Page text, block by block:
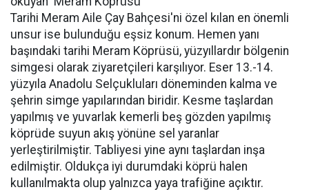
Tarihi Meram Aile Çay Bahçesi'ni özel kılan en önemli
unsur ise bulunduğu eşsiz konum. Hemen yanı
başındaki tarihi Meram Köprüsü, yüzyıllardır bölgenin
simgesi olarak ziyaretçileri karşılıyor. Eser 13.-14.
yüzyıla Anadolu Selçukluları döneminden kalma ve
şehrin simge yapılarından biridir. Kesme taşlardan
yapılmış ve yuvarlak kemerli beş gözden yapılmış
köprüde suyun akış yönüne sel yaranlar
yerleştirilmiştir. Tabliyesi yine aynı taşlardan inşa
edilmiştir. Oldukça iyi durumdaki köprü halen
kullanılmakta olup yalnızca yaya trafiğine açıktır.